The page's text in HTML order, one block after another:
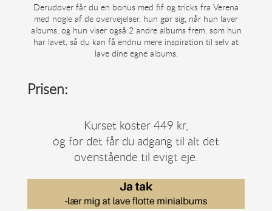
Derudover får du en bonus med fif og tricks fra Verena
med nogle af de overvejelser, hun gør sig, når hun laver
albums, og hun viser også 2 andre albums frem, som hun
har lavet, så du kan få endnu mere inspiration til selv at
lave dine egne albums.
Prisen:
Kurset koster 449 kr,
og for det får du adgang til alt det
ovenstående til evigt eje.